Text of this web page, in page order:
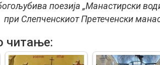
поезија „Манастирски
при Слепченскиот Претеченски
читање: